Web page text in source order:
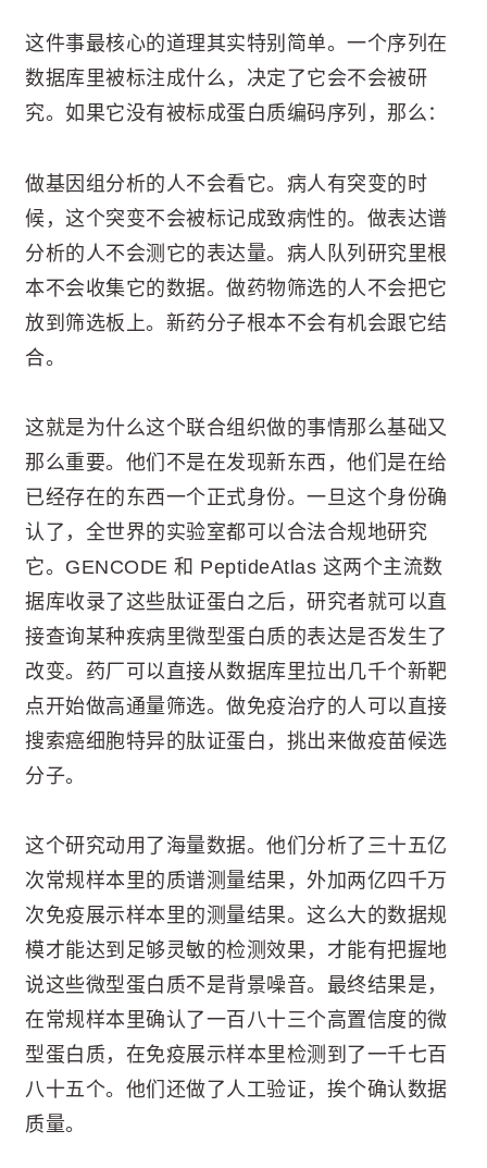
这件事最核心的道理其实特别简单。一个序列在
数据库里被标注成什么，决定了它会不会被研
究。如果它没有被标成蛋白质编码序列，那么：
做基因组分析的人不会看它。病人有突变的时
候，这个突变不会被标记成致病性的。做表达谱
分析的人不会测它的表达量。病人队列研究里根
本不会收集它的数据。做药物筛选的人不会把它
放到筛选板上。新药分子根本不会有机会跟它结
合。
这就是为什么这个联合组织做的事情那么基础又
那么重要。他们不是在发现新东西，他们是在给
已经存在的东西一个正式身份。一旦这个身份确
认了，全世界的实验室都可以合法合规地研究
它。GENCODE 和 PeptideAtlas 这两个主流数
据库收录了这些肽证蛋白之后，研究者就可以直
接查询某种疾病里微型蛋白质的表达是否发生了
改变。药厂可以直接从数据库里拉出几千个新靶
点开始做高通量筛选。做免疫治疗的人可以直接
搜索癌细胞特异的肽证蛋白，挑出来做疫苗候选
分子。
这个研究动用了海量数据。他们分析了三十五亿
次常规样本里的质谱测量结果，外加两亿四千万
次免疫展示样本里的测量结果。这么大的数据规
模才能达到足够灵敏的检测效果，才能有把握地
说这些微型蛋白质不是背景噪音。最终结果是，
在常规样本里确认了一百八十三个高置信度的微
型蛋白质，在免疫展示样本里检测到了一千七百
八十五个。他们还做了人工验证，挨个确认数据
质量。